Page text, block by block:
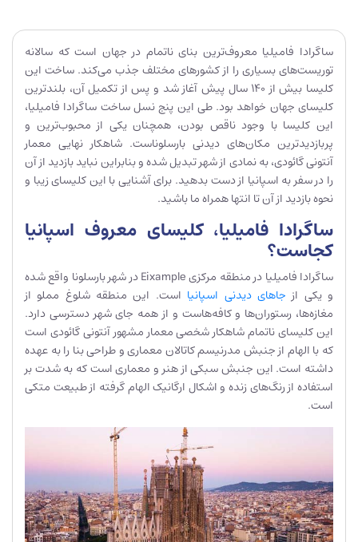
ساگرادا فامیلیا معروف‌ترین بنای ناتمام در جهان است که سالانه
توریست‌های بسیاری را از کشورهای مختلف جذب می‌کند. ساخت این
کلیسا بیش از 140 سال پیش آغاز شد و پس از تکمیل آن، بلندترین
کلیسای جهان خواهد بود. طی این پنج نسل ساخت ساگرادا فامیلیا،
این کلیسا با وجود ناقص بودن، همچنان یکی از محبوب‌ترین و
پربازدیدترین مکان‌های دیدنی بارسلوناست. شاهکار نهایی معمار
آنتونی گائودی، به نمادی از شهر تبدیل شده و بنابراین نباید بازدید از آن
را در سفر به اسپانیا از دست بدهید. برای آشنایی با این کلیسای زیبا و
نحوه بازدید از آن تا انتها همراه ما باشید.
ساگرادا فامیلیا، کلیسای معروف اسپانیا
کجاست؟
ساگرادا فامیلیا در منطقه مرکزی Eixample در شهر بارسلونا واقع شده
و یکی از جاهای دیدنی اسپانیا است. این منطقه شلوغ مملو از
مغازه‌ها، رستوران‌ها و کافه‌هاست و از همه جای شهر دسترسی دارد.
این کلیسای ناتمام شاهکار شخصی معمار مشهور آنتونی گائودی است
که با الهام از جنبش مدرنیسم کاتالان معماری و طراحی بنا را به عهده
داشته است. این جنبش سبکی از هنر و معماری است که به شدت بر
استفاده از رنگ‌های زنده و اشکال ارگانیک الهام گرفته از طبیعت متکی
است.